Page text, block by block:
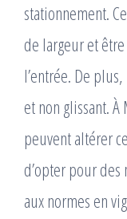
stationnement.
de largeur et
l’entrée. De
et non glissant.
peuvent altérer
d’opter pour
aux normes en